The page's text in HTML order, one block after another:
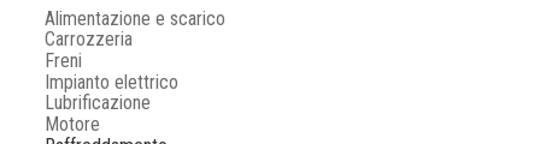
Alimentazione e scarico
Carrozzeria
Freni
Impianto elettrico
Lubrificazione
Motore